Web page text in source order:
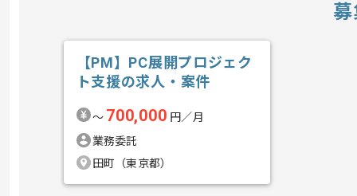
【PM】PC展開プロジェク
ト支援の求人・案件
〜 700,000 円／月
業務委託
田町（東京都）